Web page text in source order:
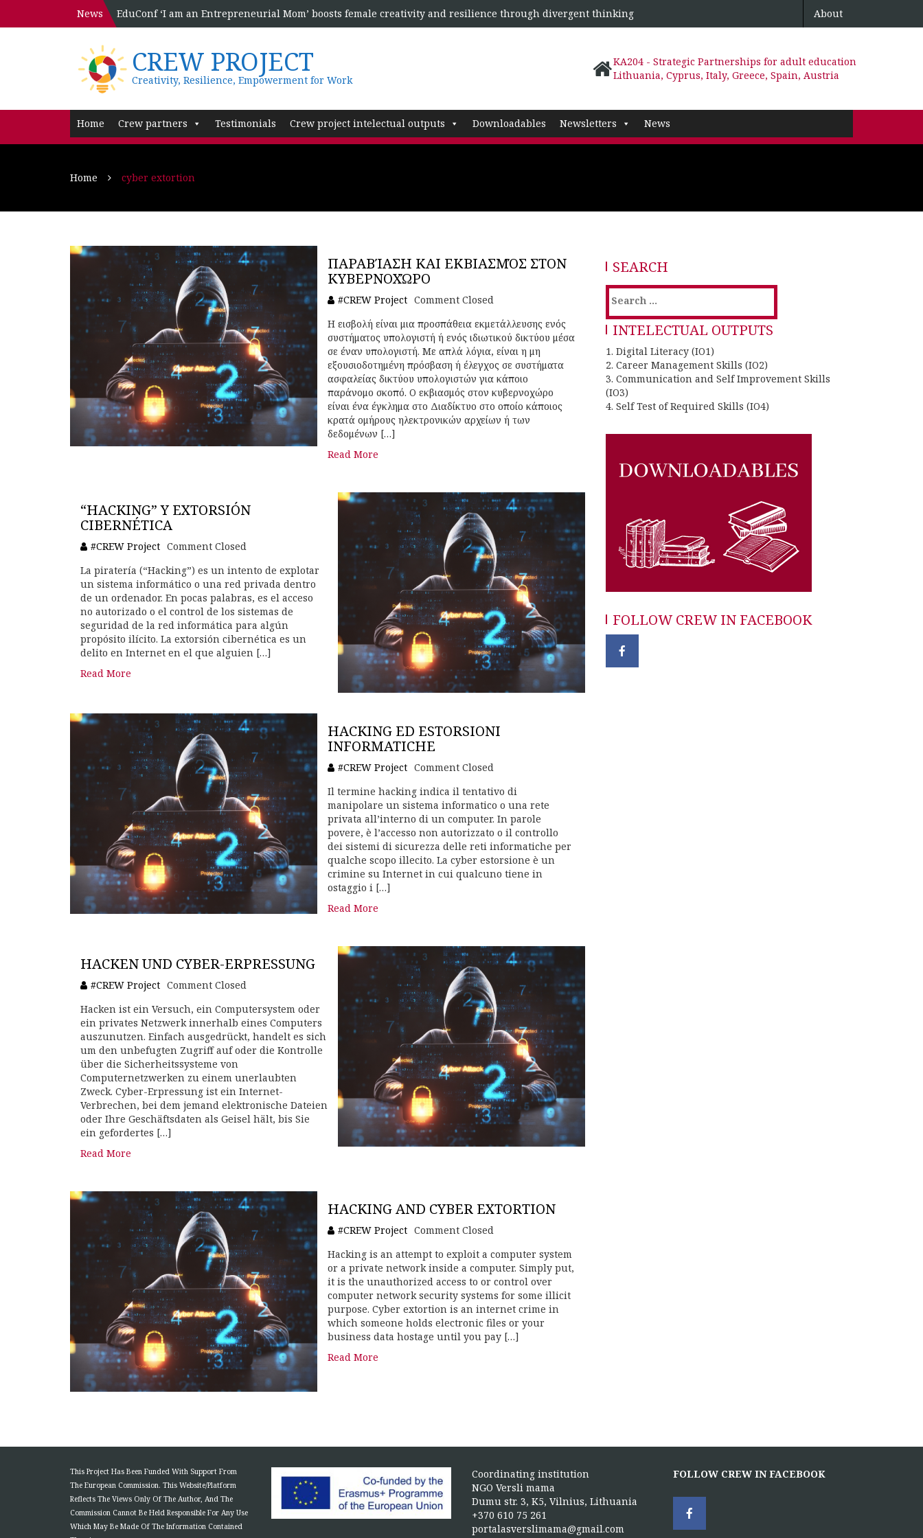
News EduConf ‘I am an Entrepreneurial Mom’ boosts female creativity and resilience through divergent thinking About
CREW PROJECT
Creativity, Resilience, Empowerment for Work
KA204 - Strategic Partnerships for adult education
Lithuania, Cyprus, Italy, Greece, Spain, Austria
Home Crew partners Testimonials Crew project intelectual outputs Downloadables Newsletters News
Home cyber extortion
ΠΑΡΑΒΊΑΣΗ ΚΑΙ ΕΚΒΙΑΣΜΌΣ ΣΤΟΝ
ΚΥΒΕΡΝΟΧΏΡΟ
#CREW Project Comment Closed
Η εισβολή είναι μια προσπάθεια εκμετάλλευσης ενός
συστήματος υπολογιστή ή ενός ιδιωτικού δικτύου μέσα
σε έναν υπολογιστή. Με απλά λόγια, είναι η μη
εξουσιοδοτημένη πρόσβαση ή έλεγχος σε συστήματα
ασφαλείας δικτύου υπολογιστών για κάποιο
παράνομο σκοπό. Ο εκβιασμός στον κυβερνοχώρο
είναι ένα έγκλημα στο Διαδίκτυο στο οποίο κάποιος
κρατά ομήρους ηλεκτρονικών αρχείων ή των
δεδομένων […]
Read More
“HACKING” Y EXTORSIÓN
CIBERNÉTICA
#CREW Project Comment Closed
La piratería (“Hacking”) es un intento de explotar
un sistema informático o una red privada dentro
de un ordenador. En pocas palabras, es el acceso
no autorizado o el control de los sistemas de
seguridad de la red informática para algún
propósito ilícito. La extorsión cibernética es un
delito en Internet en el que alguien […]
Read More
HACKING ED ESTORSIONI
INFORMATICHE
#CREW Project Comment Closed
Il termine hacking indica il tentativo di
manipolare un sistema informatico o una rete
privata all’interno di un computer. In parole
povere, è l’accesso non autorizzato o il controllo
dei sistemi di sicurezza delle reti informatiche per
qualche scopo illecito. La cyber estorsione è un
crimine su Internet in cui qualcuno tiene in
ostaggio i […]
Read More
HACKEN UND CYBER-ERPRESSUNG
#CREW Project Comment Closed
Hacken ist ein Versuch, ein Computersystem oder
ein privates Netzwerk innerhalb eines Computers
auszunutzen. Einfach ausgedrückt, handelt es sich
um den unbefugten Zugriff auf oder die Kontrolle
über die Sicherheitssysteme von
Computernetzwerken zu einem unerlaubten
Zweck. Cyber-Erpressung ist ein Internet-
Verbrechen, bei dem jemand elektronische Dateien
oder Ihre Geschäftsdaten als Geisel hält, bis Sie
ein gefordertes […]
Read More
HACKING AND CYBER EXTORTION
#CREW Project Comment Closed
Hacking is an attempt to exploit a computer system
or a private network inside a computer. Simply put,
it is the unauthorized access to or control over
computer network security systems for some illicit
purpose. Cyber extortion is an internet crime in
which someone holds electronic files or your
business data hostage until you pay […]
Read More
SEARCH
Search
for:
INTELECTUAL OUTPUTS
1. Digital Literacy (IO1)
2. Career Management Skills (IO2)
3. Communication and Self Improvement Skills
(IO3)
4. Self Test of Required Skills (IO4)
FOLLOW CREW IN FACEBOOK
This Project Has Been Funded With Support From
The European Commission. This Website/Platform
Reflects The Views Only Of The Author, And The
Commission Cannot Be Held Responsible For Any Use
Which May Be Made Of The Information Contained
Coordinating institution
NGO Versli mama
Dumu str. 3, K5, Vilnius, Lithuania
+370 610 75 261
portalasverslimama@gmail.com
FOLLOW CREW IN FACEBOOK